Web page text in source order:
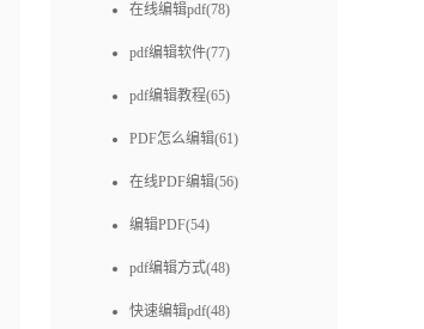
在线编辑pdf(78)
pdf编辑软件(77)
pdf编辑教程(65)
PDF怎么编辑(61)
在线PDF编辑(56)
编辑PDF(54)
pdf编辑方式(48)
快速编辑pdf(48)